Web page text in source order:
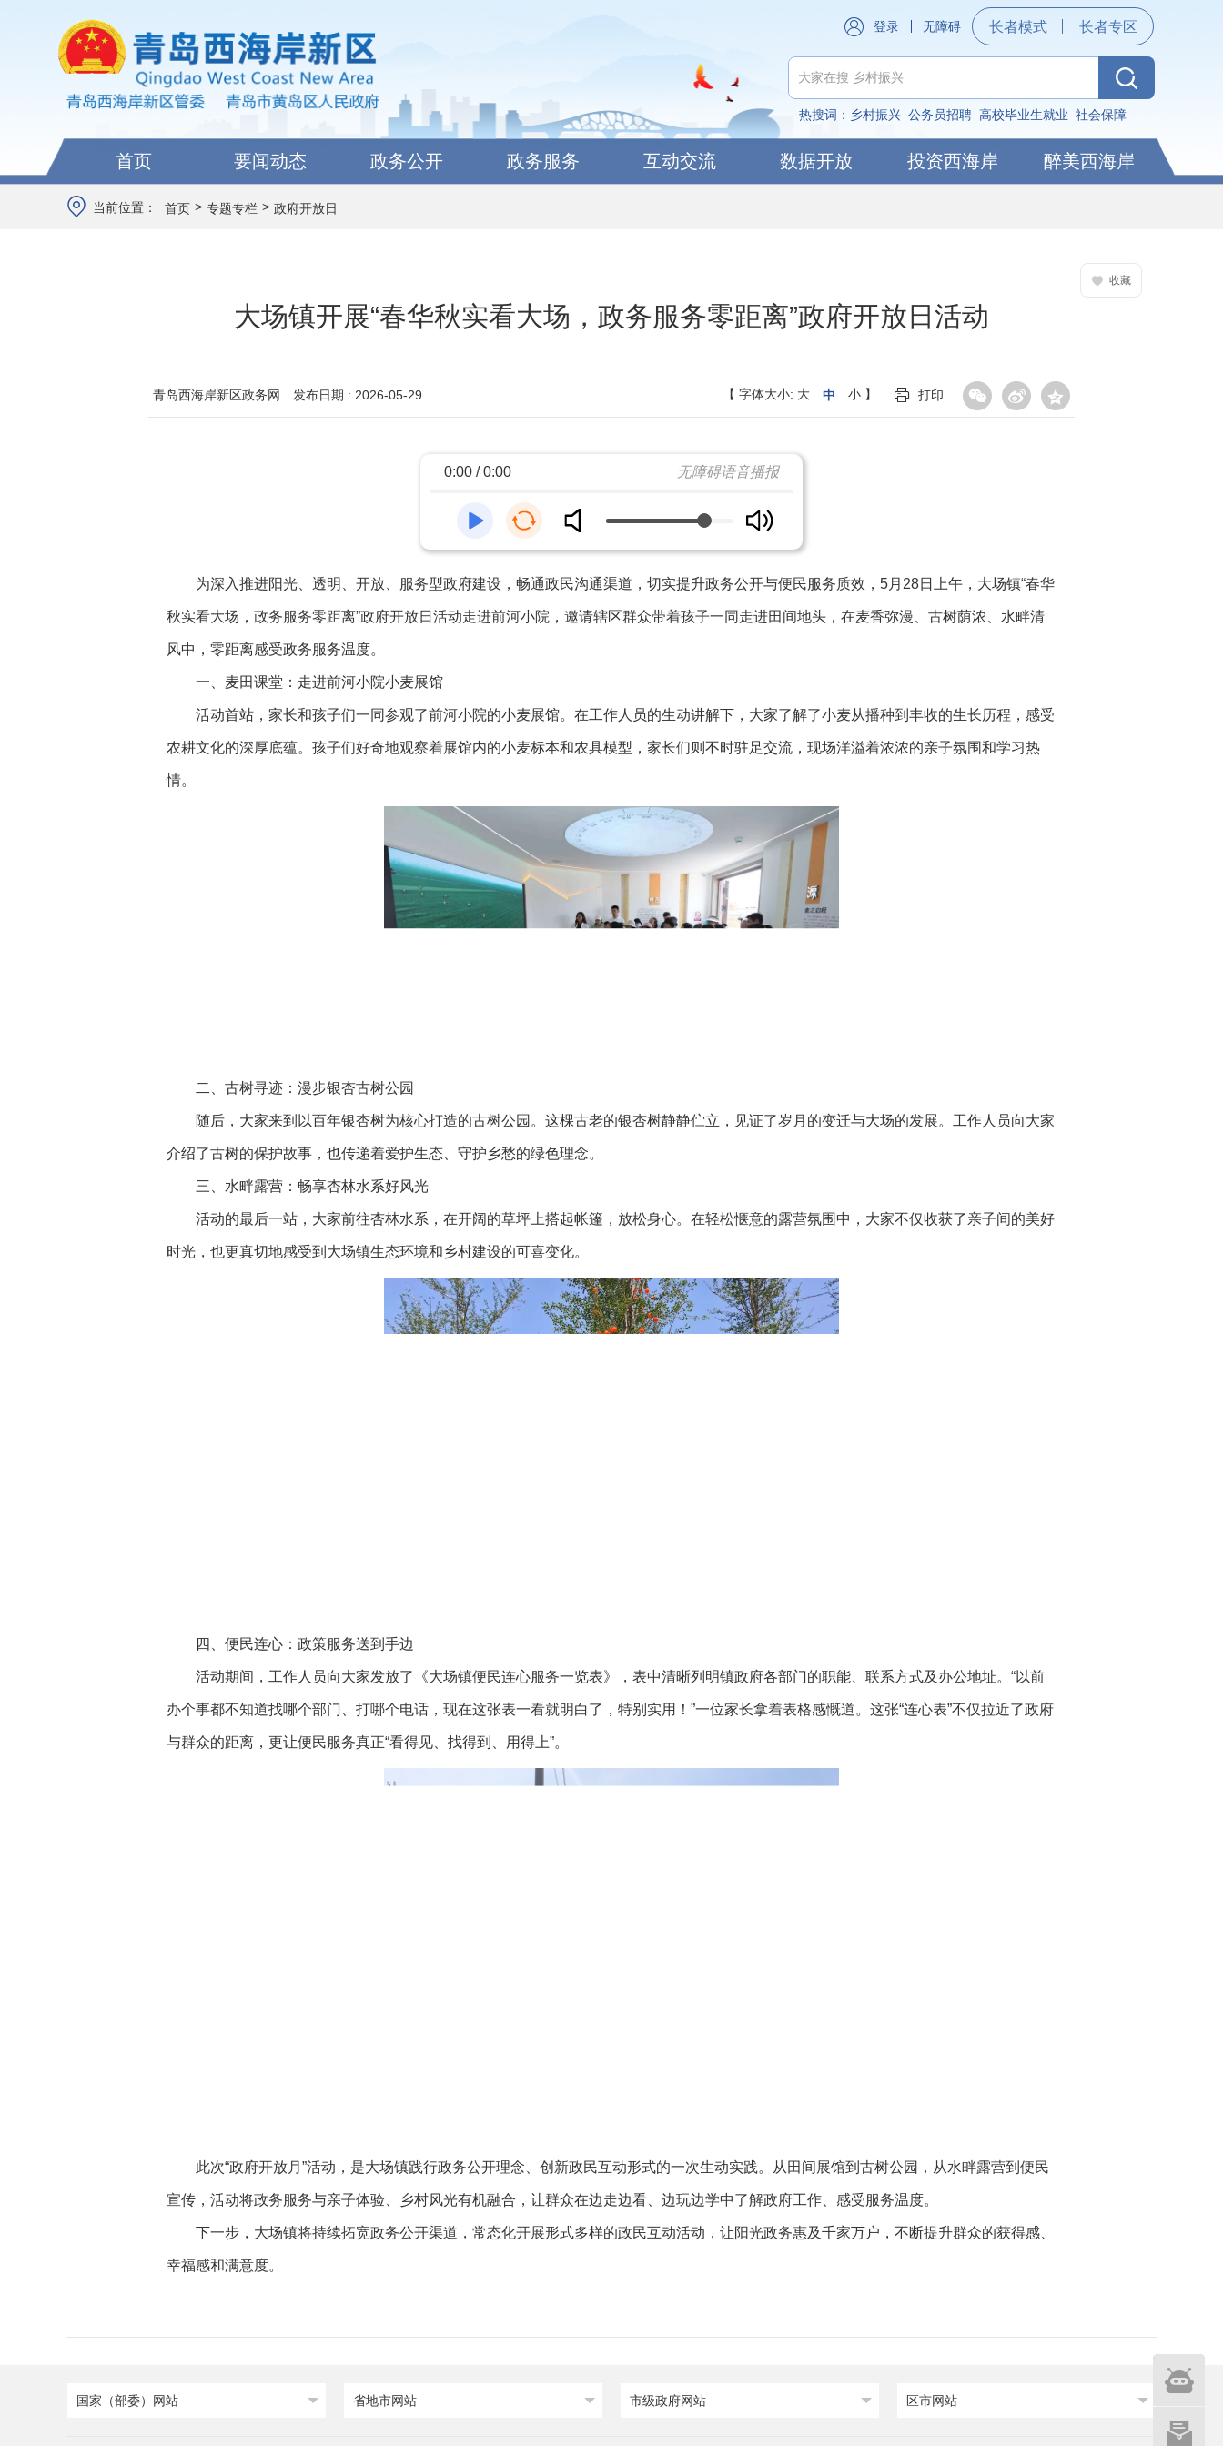
登录 无障碍 长者模式 长者专区
热搜词： 乡村振兴 公务员招聘 高校毕业生就业 社会保障
首页 要闻动态 政务公开 政务服务 互动交流 数据开放 投资西海岸 醉美西海岸
当前位置： 首页 > 专题专栏 > 政府开放日
收藏
大场镇开展“春华秋实看大场，政务服务零距离”政府开放日活动
青岛西海岸新区政务网 发布日期 : 2026-05-29 【 字体大小: 大 中 小 】 打印
无障碍语音播报
0:00 / 0:00
为深入推进阳光、透明、开放、服务型政府建设，畅通政民沟通渠道，切实提升政务公开与便民服务质效，5月28日上午，大场镇“春华
秋实看大场，政务服务零距离”政府开放日活动走进前河小院，邀请辖区群众带着孩子一同走进田间地头，在麦香弥漫、古树荫浓、水畔清
风中，零距离感受政务服务温度。
一、麦田课堂：走进前河小院小麦展馆
活动首站，家长和孩子们一同参观了前河小院的小麦展馆。在工作人员的生动讲解下，大家了解了小麦从播种到丰收的生长历程，感受
农耕文化的深厚底蕴。孩子们好奇地观察着展馆内的小麦标本和农具模型，家长们则不时驻足交流，现场洋溢着浓浓的亲子氛围和学习热
情。
二、古树寻迹：漫步银杏古树公园
随后，大家来到以百年银杏树为核心打造的古树公园。这棵古老的银杏树静静伫立，见证了岁月的变迁与大场的发展。工作人员向大家
介绍了古树的保护故事，也传递着爱护生态、守护乡愁的绿色理念。
三、水畔露营：畅享杏林水系好风光
活动的最后一站，大家前往杏林水系，在开阔的草坪上搭起帐篷，放松身心。在轻松惬意的露营氛围中，大家不仅收获了亲子间的美好
时光，也更真切地感受到大场镇生态环境和乡村建设的可喜变化。
四、便民连心：政策服务送到手边
活动期间，工作人员向大家发放了《大场镇便民连心服务一览表》，表中清晰列明镇政府各部门的职能、联系方式及办公地址。“以前
办个事都不知道找哪个部门、打哪个电话，现在这张表一看就明白了，特别实用！”一位家长拿着表格感慨道。这张“连心表”不仅拉近了政府
与群众的距离，更让便民服务真正“看得见、找得到、用得上”。
智能
问答
网站建设
意见征集